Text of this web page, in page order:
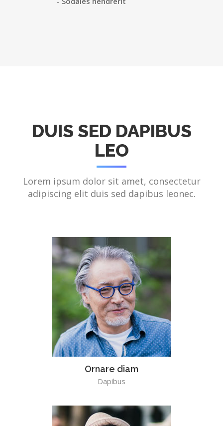
DUIS SED DAPIBUS
LEO
Lorem ipsum dolor sit amet, consectetur
adipiscing elit duis sed dapibus leonec.
Ornare diam
Dapibus